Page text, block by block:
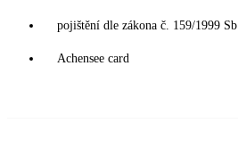
pojištění dle zákona č. 159/1999 Sb.
Achensee card